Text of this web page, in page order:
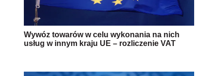
Wywóz towarów w celu wykonania na nich
usług w innym kraju UE – rozliczenie VAT